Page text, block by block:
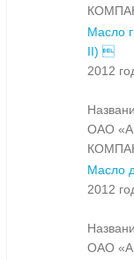
Масло
II) 
2012
ОАО
Масло
2012
ОАО